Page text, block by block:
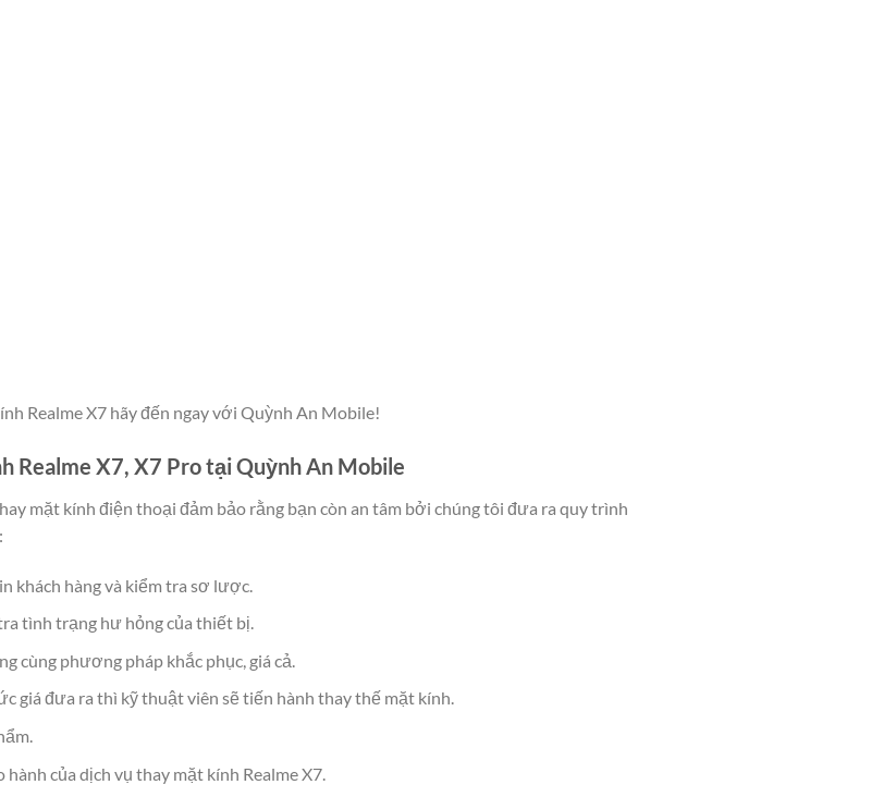
Realme X7 hãy đến ngay với Quỳnh An Mobile!
Realme X7, X7 Pro tại Quỳnh An Mobile
mặt kính điện thoại đảm bảo rằng bạn còn an tâm bởi chúng tôi đưa ra quy trình
khách hàng và kiểm tra sơ lược.
tình trạng hư hỏng của thiết bị.
cùng phương pháp khắc phục, giá cả.
giá đưa ra thì kỹ thuật viên sẽ tiến hành thay thế mặt kính.
của dịch vụ thay mặt kính Realme X7.